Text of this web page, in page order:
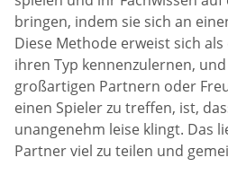
bringen, indem sie sich an
Diese Methode erweist sich
ihren Typ kennenzulernen,
großartigen Partnern oder
einen Spieler zu treffen, ist,
unangenehm leise klingt. Das
Partner viel zu teilen und